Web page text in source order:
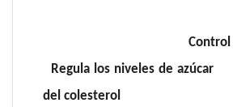
Regula los niveles de azúcar
del colesterol